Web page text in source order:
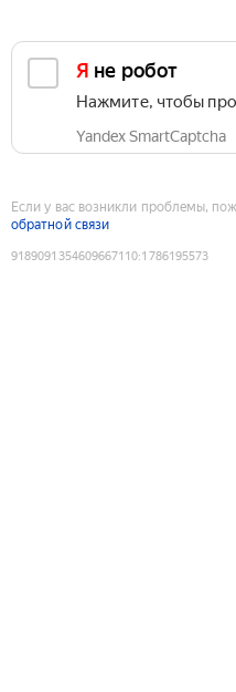
Я не робот
Нажмите, чтобы
Yandex SmartCaptcha
Если у вас возникли проблемы,
обратной связи
9189091354609667110:1786195573